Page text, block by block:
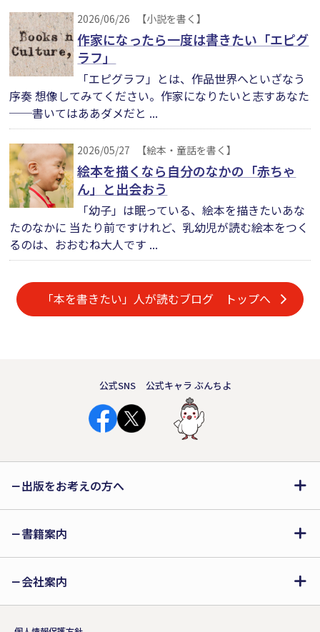
2026/06/26 【小説を書く】
作家になったら一度は書きたい「エピグ
ラフ」
「エピグラフ」とは、作品世界へといざなう
序奏 想像してみてください。作家になりたいと志すあなた
──書いてはああダメだと ...
2026/05/27 【絵本・童話を書く】
絵本を描くなら自分のなかの「赤ちゃ
ん」と出会おう
「幼子」は眠っている、絵本を描きたいあな
たのなかに 当たり前ですけれど、乳幼児が読む絵本をつく
るのは、おおむね大人です ...
「本を書きたい」人が読むブログ トップへ
公式SNS 公式キャラ ぶんちよ
出版をお考えの方へ
書籍案内
会社案内